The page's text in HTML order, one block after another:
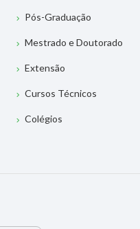
Pós-Graduação
Mestrado e Doutorado
Extensão
Cursos Técnicos
Colégios